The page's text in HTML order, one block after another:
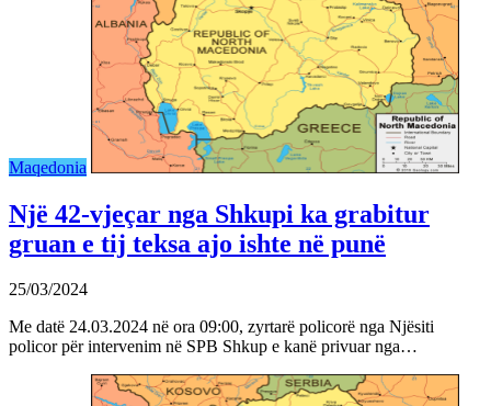
Maqedonia
Një 42-vjeçar nga Shkupi ka grabitur
gruan e tij teksa ajo ishte në punë
25/03/2024
Me datë 24.03.2024 në ora 09:00, zyrtarë policorë nga Njësiti
policor për intervenim në SPB Shkup e kanë privuar nga…